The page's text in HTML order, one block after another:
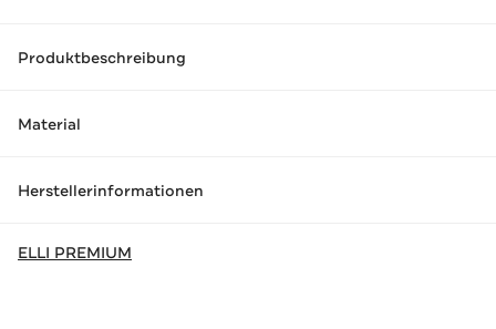
Produktbeschreibung
Material
Herstellerinformationen
ELLI PREMIUM